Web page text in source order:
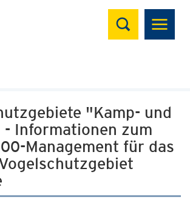
Suchen
"Kamp- und
Informationen zum
Management für das